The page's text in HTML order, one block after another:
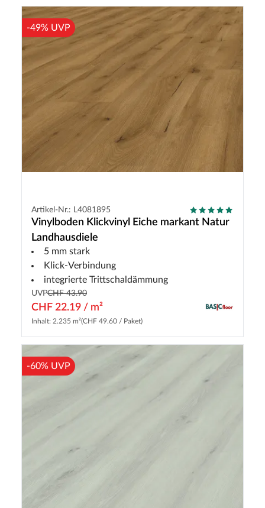
-49% UVP
Artikel-Nr.: L4081895
Vinylboden Klickvinyl Eiche markant Natur
Landhausdiele
5 mm stark
Klick-Verbindung
integrierte Trittschaldämmung
UVPCHF 43.90
CHF 22.19 / m²
Inhalt: 2.235 m²(CHF 49.60 / Paket)
-60% UVP